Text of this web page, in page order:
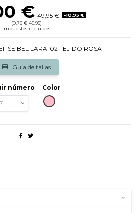
€ 49,95 €
-10,95 €
(0,78 € 49.95)
Impuestos incluidos
SEIBEL LARA-02 TEJIDO ROSA
Guia de tallas
número
Color
ROSA